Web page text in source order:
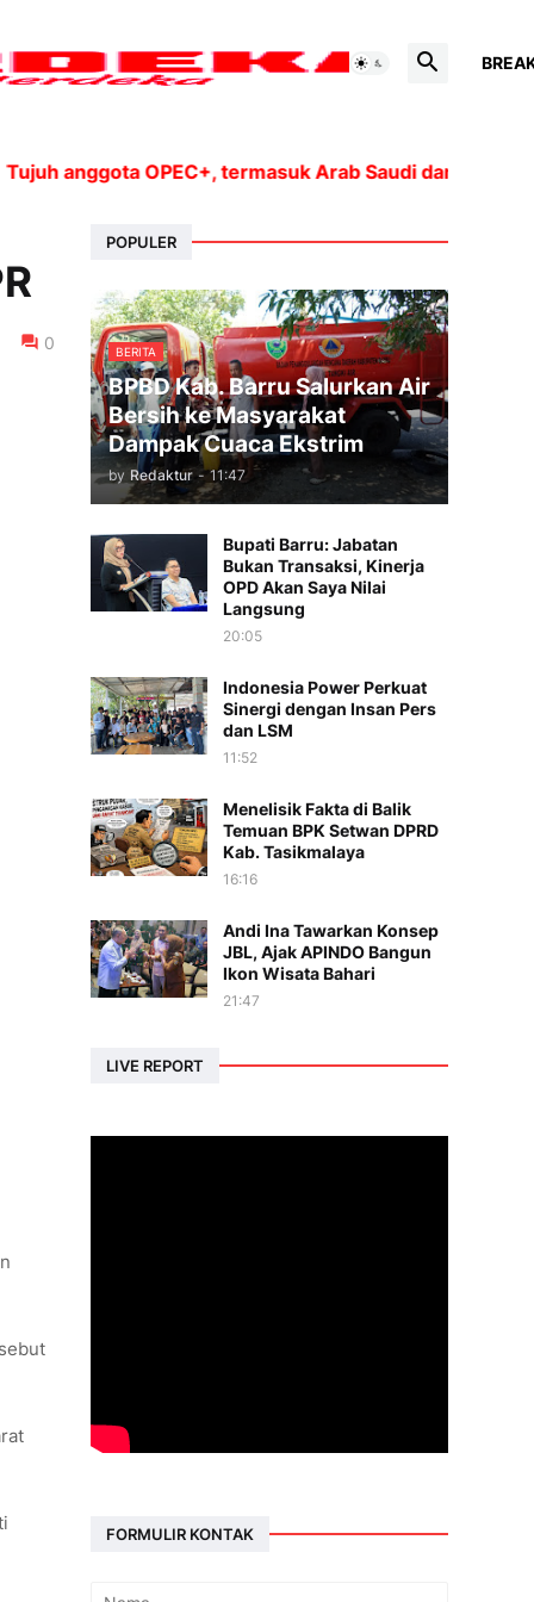
OPEC+, termasuk Arab Saudi dan Rusia, akan
0
POPULER
BERITA
BPBD Kab. Barru Salurkan Air
Bersih ke Masyarakat
Dampak Cuaca Ekstrim
by Redaktur - 11:47
Bupati Barru: Jabatan
Bukan Transaksi, Kinerja
OPD Akan Saya Nilai
Langsung
20:05
Indonesia Power Perkuat
Sinergi dengan Insan Pers
dan LSM
11:52
Menelisik Fakta di Balik
Temuan BPK Setwan DPRD
Kab. Tasikmalaya
16:16
Andi Ina Tawarkan Konsep
JBL, Ajak APINDO Bangun
Ikon Wisata Bahari
21:47
LIVE REPORT
FORMULIR KONTAK